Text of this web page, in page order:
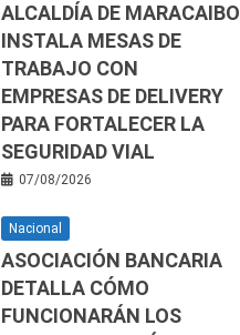
ALCALDÍA DE MARACAIBO
INSTALA MESAS DE
TRABAJO CON
EMPRESAS DE DELIVERY
PARA FORTALECER LA
SEGURIDAD VIAL
07/08/2026
Nacional
ASOCIACIÓN BANCARIA
DETALLA CÓMO
FUNCIONARÁN LOS